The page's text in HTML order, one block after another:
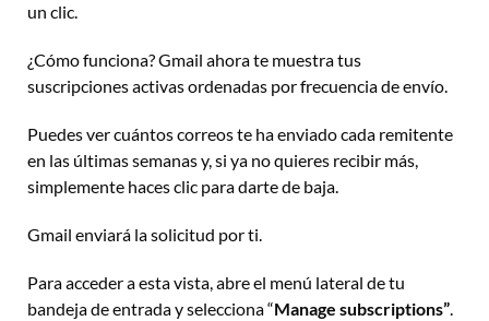
un clic.
¿Cómo funciona? Gmail ahora te muestra tus
suscripciones activas ordenadas por frecuencia de envío.
Puedes ver cuántos correos te ha enviado cada remitente
en las últimas semanas y, si ya no quieres recibir más,
simplemente haces clic para darte de baja.
Gmail enviará la solicitud por ti.
Para acceder a esta vista, abre el menú lateral de tu
bandeja de entrada y selecciona “Manage subscriptions”.